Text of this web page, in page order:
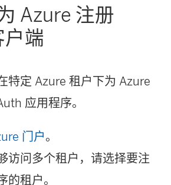
打
Azure 注册
户端
特定 Azure 租户下为 Azure
应用程序。
门户。
访问多个租户，请选择要注
的租户。